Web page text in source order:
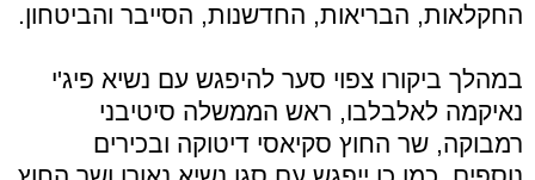
החקלאות, הבריאות, החדשנות, הסייבר והביטחון.
במהלך ביקורו צפוי סער להיפגש עם נשיא פיג'י
נאיקמה לאלבלבו, ראש הממשלה סיטיבני
רמבוקה, שר החוץ סקיאסי דיטוקה ובכירים